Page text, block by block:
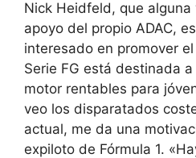
Nick Heidfeld, que alguna
apoyo del propio ADAC,
interesado en promover
Serie FG está destinada
motor rentables para
veo los disparatados
actual, me da una
expiloto de Fórmula 1.